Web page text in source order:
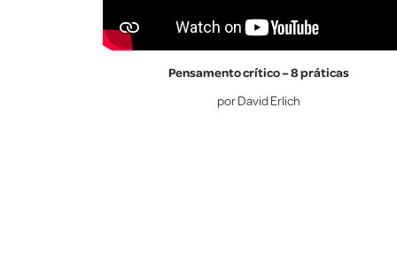
Pensamento crítico – 8 práticas
por David Erlich